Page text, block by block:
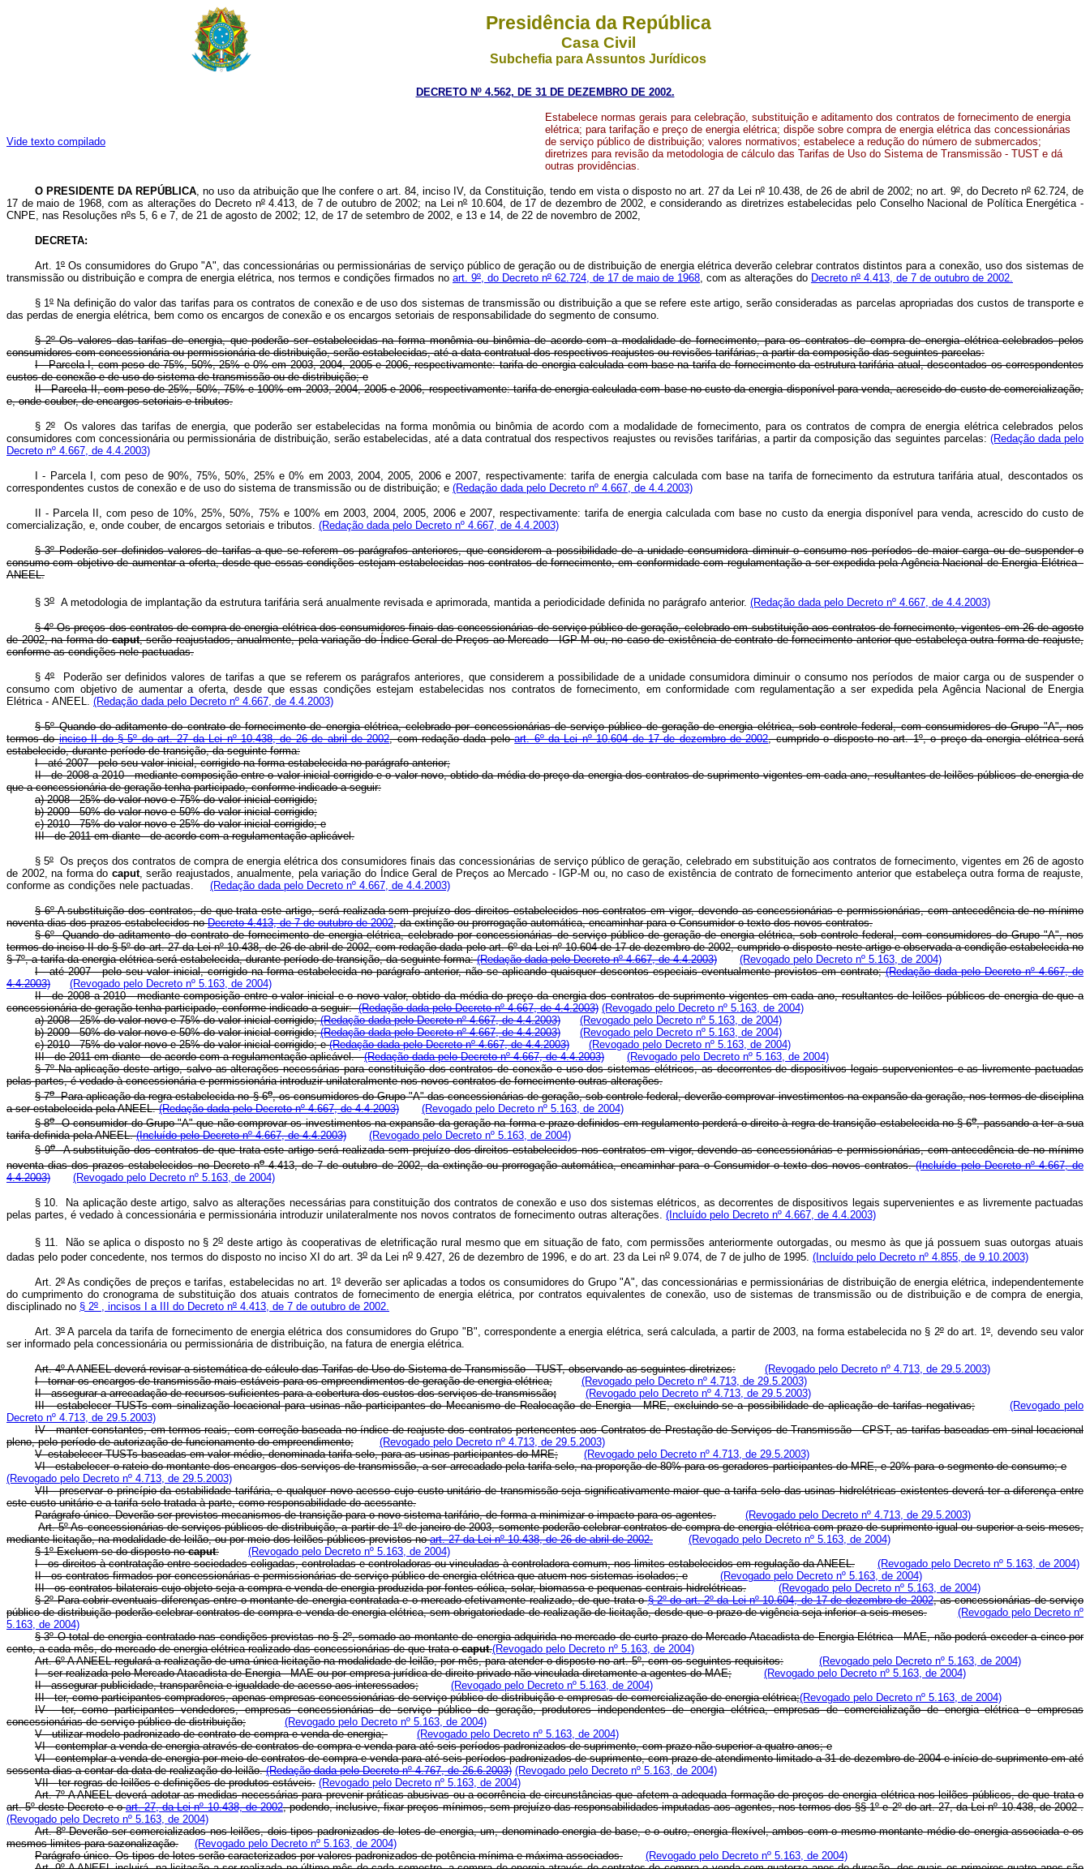
Presidência da República
Casa Civil
Subchefia para Assuntos Jurídicos
DECRETO Nº 4.562, DE 31 DE DEZEMBRO DE 2002.
Vide texto compilado
Estabelece normas gerais para celebração, substituição e aditamento dos contratos de fornecimento de energia
elétrica; para tarifação e preço de energia elétrica; dispõe sobre compra de energia elétrica das concessionárias
de serviço público de distribuição; valores normativos; estabelece a redução do número de submercados;
diretrizes para revisão da metodologia de cálculo das Tarifas de Uso do Sistema de Transmissão - TUST e dá
outras providências.
O PRESIDENTE DA REPÚBLICA, no uso da atribuição que lhe confere o art. 84, inciso IV, da Constituição, tendo em vista o disposto no art. 27 da Lei nº10.438, de 26 de abril de 2002; no art. 9º, do Decreto nº62.724, de
17 de maio de 1968, com as alterações do Decreto nº4.413, de 7 de outubro de 2002; na Lei nº10.604, de 17 de dezembro de 2002, e considerando as diretrizes estabelecidas pelo Conselho Nacional de Política Energética -
CNPE, nas Resoluções nºs 5, 6 e 7, de 21 de agosto de 2002; 12, de 17 de setembro de 2002, e 13 e 14, de 22 de novembro de 2002,
DECRETA:
Art. 1ºOs consumidores do Grupo "A", das concessionárias ou permissionárias de serviço público de geração ou de distribuição de energia elétrica deverão celebrar contratos distintos para a conexão, uso dos sistemas de
transmissão ou distribuição e compra de energia elétrica, nos termos e condições firmados no art. 9º, do Decreto nº 62.724, de 17 de maio de 1968, com as alterações do Decreto nº 4.413, de 7 de outubro de 2002.
§ 1ºNa definição do valor das tarifas para os contratos de conexão e de uso dos sistemas de transmissão ou distribuição a que se refere este artigo, serão consideradas as parcelas apropriadas dos custos de transporte e
das perdas de energia elétrica, bem como os encargos de conexão e os encargos setoriais de responsabilidade do segmento de consumo.
§ 2º Os valores das tarifas de energia, que poderão ser estabelecidas na forma monômia ou binômia de acordo com a modalidade de fornecimento, para os contratos de compra de energia elétrica celebrados pelos
consumidores com concessionária ou permissionária de distribuição, serão estabelecidas, até a data contratual dos respectivos reajustes ou revisões tarifárias, a partir da composição das seguintes parcelas:
I - Parcela I, com peso de 75%, 50%, 25% e 0% em 2003, 2004, 2005 e 2006, respectivamente: tarifa de energia calculada com base na tarifa de fornecimento da estrutura tarifária atual, descontados os correspondentes
custos de conexão e de uso do sistema de transmissão ou de distribuição; e
II - Parcela II, com peso de 25%, 50%, 75% e 100% em 2003, 2004, 2005 e 2006, respectivamente: tarifa de energia calculada com base no custo da energia disponível para venda, acrescido do custo de comercialização,
e, onde couber, de encargos setoriais e tributos.
§ 2ºOs valores das tarifas de energia, que poderão ser estabelecidas na forma monômia ou binômia de acordo com a modalidade de fornecimento, para os contratos de compra de energia elétrica celebrados pelos
consumidores com concessionária ou permissionária de distribuição, serão estabelecidas, até a data contratual dos respectivos reajustes ou revisões tarifárias, a partir da composição das seguintes parcelas: (Redação dada pelo
Decreto nº 4.667, de 4.4.2003)
I - Parcela I, com peso de 90%, 75%, 50%, 25% e 0% em 2003, 2004, 2005, 2006 e 2007, respectivamente: tarifa de energia calculada com base na tarifa de fornecimento da estrutura tarifária atual, descontados os
correspondentes custos de conexão e de uso do sistema de transmissão ou de distribuição; e (Redação dada pelo Decreto nº 4.667, de 4.4.2003)
II - Parcela II, com peso de 10%, 25%, 50%, 75% e 100% em 2003, 2004, 2005, 2006 e 2007, respectivamente: tarifa de energia calculada com base no custo da energia disponível para venda, acrescido do custo de
comercialização, e, onde couber, de encargos setoriais e tributos. (Redação dada pelo Decreto nº 4.667, de 4.4.2003)
§ 3º Poderão ser definidos valores de tarifas a que se referem os parágrafos anteriores, que considerem a possibilidade de a unidade consumidora diminuir o consumo nos períodos de maior carga ou de suspender o
consumo com objetivo de aumentar a oferta, desde que essas condições estejam estabelecidas nos contratos de fornecimento, em conformidade com regulamentação a ser expedida pela Agência Nacional de Energia Elétrica -
ANEEL.
§ 3o A metodologia de implantação da estrutura tarifária será anualmente revisada e aprimorada, mantida a periodicidade definida no parágrafo anterior. (Redação dada pelo Decreto nº 4.667, de 4.4.2003)
§ 4º Os preços dos contratos de compra de energia elétrica dos consumidores finais das concessionárias de serviço público de geração, celebrado em substituição aos contratos de fornecimento, vigentes em 26 de agosto
de 2002, na forma docaput, serão reajustados, anualmente, pela variação do Índice Geral de Preços ao Mercado - IGP-M ou, no caso de existência de contrato de fornecimento anterior que estabeleça outra forma de reajuste,
conforme as condições nele pactuadas.
§ 4ºPoderão ser definidos valores de tarifas a que se referem os parágrafos anteriores, que considerem a possibilidade de a unidade consumidora diminuir o consumo nos períodos de maior carga ou de suspender o
consumo com objetivo de aumentar a oferta, desde que essas condições estejam estabelecidas nos contratos de fornecimento, em conformidade com regulamentação a ser expedida pela Agência Nacional de Energia
Elétrica - ANEEL. (Redação dada pelo Decreto nº 4.667, de 4.4.2003)
§ 5º Quando do aditamento do contrato de fornecimento de energia elétrica, celebrado por concessionárias de serviço público de geração de energia elétrica, sob controle federal, com consumidores do Grupo "A", nos
termos doinciso II do § 5º do art. 27 da Lei nº 10.438, de 26 de abril de 2002, com redação dada peloart. 6º da Lei nº 10.604 de 17 de dezembro de 2002, cumprido o disposto no art. 1º, o preço da energia elétrica será
estabelecido, durante período de transição, da seguinte forma:
I - até 2007 - pelo seu valor inicial, corrigido na forma estabelecida no parágrafo anterior;
II - de 2008 a 2010 - mediante composição entre o valor inicial corrigido e o valor novo, obtido da média do preço da energia dos contratos de suprimento vigentes em cada ano, resultantes de leilões públicos de energia de
que a concessionária de geração tenha participado, conforme indicado a seguir:
a) 2008 - 25% do valor novo e 75% do valor inicial corrigido;
b) 2009 - 50% do valor novo e 50% do valor inicial corrigido;
c) 2010 - 75% do valor novo e 25% do valor inicial corrigido; e
III - de 2011 em diante - de acordo com a regulamentação aplicável.
§ 5º Os preços dos contratos de compra de energia elétrica dos consumidores finais das concessionárias de serviço público de geração, celebrado em substituição aos contratos de fornecimento, vigentes em 26 de agosto
de 2002, na forma do caput, serão reajustados, anualmente, pela variação do Índice Geral de Preços ao Mercado - IGP-M ou, no caso de existência de contrato de fornecimento anterior que estabeleça outra forma de reajuste,
conforme as condições nele pactuadas. (Redação dada pelo Decreto nº 4.667, de 4.4.2003)
§ 6º A substituição dos contratos, de que trata este artigo, será realizada sem prejuízo dos direitos estabelecidos nos contratos em vigor, devendo as concessionárias e permissionárias, com antecedência de no mínimo
noventa dias dos prazos estabelecidos noDecreto 4.413, de 7 de outubro de 2002, da extinção ou prorrogação automática, encaminhar para o Consumidor o texto dos novos contratos.
§ 6º Quando do aditamento do contrato de fornecimento de energia elétrica, celebrado por concessionárias de serviço público de geração de energia elétrica, sob controle federal, com consumidores do Grupo "A", nos
termos do inciso II do § 5º do art. 27 da Lei nº 10.438, de 26 de abril de 2002, com redação dada pelo art. 6º da Lei nº 10.604 de 17 de dezembro de 2002, cumprido o disposto neste artigo e observada a condição estabelecida no
§ 7º, a tarifa da energia elétrica será estabelecida, durante período de transição, da seguinte forma:(Redação dada pelo Decreto nº 4.667, de 4.4.2003)
(Revogado pelo Decreto nº 5.163, de 2004)
I - até 2007 - pelo seu valor inicial, corrigido na forma estabelecida no parágrafo anterior, não se aplicando quaisquer descontos especiais eventualmente previstos em contrato;(Redação dada pelo Decreto nº 4.667, de
4.4.2003)
(Revogado pelo Decreto nº 5.163, de 2004)
II - de 2008 a 2010 - mediante composição entre o valor inicial e o novo valor, obtido da média do preço da energia dos contratos de suprimento vigentes em cada ano, resultantes de leilões públicos de energia de que a
concessionária de geração tenha participado, conforme indicado a seguir:(Redação dada pelo Decreto nº 4.667, de 4.4.2003) (Revogado pelo Decreto nº 5.163, de 2004)
a) 2008 - 25% do valor novo e 75% do valor inicial corrigido;(Redação dada pelo Decreto nº 4.667, de 4.4.2003)
(Revogado pelo Decreto nº 5.163, de 2004)
b) 2009 - 50% do valor novo e 50% do valor inicial corrigido;(Redação dada pelo Decreto nº 4.667, de 4.4.2003)
(Revogado pelo Decreto nº 5.163, de 2004)
c) 2010 - 75% do valor novo e 25% do valor inicial corrigido; e(Redação dada pelo Decreto nº 4.667, de 4.4.2003)
(Revogado pelo Decreto nº 5.163, de 2004)
III - de 2011 em diante - de acordo com a regulamentação aplicável.(Redação dada pelo Decreto nº 4.667, de 4.4.2003)
(Revogado pelo Decreto nº 5.163, de 2004)
§ 7º Na aplicação deste artigo, salvo as alterações necessárias para constituição dos contratos de conexão e uso dos sistemas elétricos, as decorrentes de dispositivos legais supervenientes e as livremente pactuadas
pelas partes, é vedado à concessionária e permissionária introduzir unilateralmente nos novos contratos de fornecimento outras alterações.
§ 7oPara aplicação da regra estabelecida no § 6o, os consumidores do Grupo "A" das concessionárias de geração, sob controle federal, deverão comprovar investimentos na expansão da geração, nos termos de disciplina
a ser estabelecida pela ANEEL.(Redação dada pelo Decreto nº 4.667, de 4.4.2003)
(Revogado pelo Decreto nº 5.163, de 2004)
§ 8oO consumidor do Grupo "A" que não comprovar os investimentos na expansão da geração na forma e prazo definidos em regulamento perderá o direito à regra de transição estabelecida no § 6o, passando a ter a sua
tarifa definida pela ANEEL.(Incluído pelo Decreto nº 4.667, de 4.4.2003)
(Revogado pelo Decreto nº 5.163, de 2004)
§ 9oA substituição dos contratos de que trata este artigo será realizada sem prejuízo dos direitos estabelecidos nos contratos em vigor, devendo as concessionárias e permissionárias, com antecedência de no mínimo
noventa dias dos prazos estabelecidos no Decreto no4.413, de 7 de outubro de 2002, da extinção ou prorrogação automática, encaminhar para o Consumidor o texto dos novos contratos.(Incluído pelo Decreto nº 4.667, de
4.4.2003)
(Revogado pelo Decreto nº 5.163, de 2004)
§ 10. Na aplicação deste artigo, salvo as alterações necessárias para constituição dos contratos de conexão e uso dos sistemas elétricos, as decorrentes de dispositivos legais supervenientes e as livremente pactuadas
pelas partes, é vedado à concessionária e permissionária introduzir unilateralmente nos novos contratos de fornecimento outras alterações. (Incluído pelo Decreto nº 4.667, de 4.4.2003)
§ 11. Não se aplica o disposto no § 2odeste artigo às cooperativas de eletrificação rural mesmo que em situação de fato, com permissões anteriormente outorgadas, ou mesmo às que já possuem suas outorgas atuais
dadas pelo poder concedente, nos termos do disposto no inciso XI do art. 3o da Lei no 9.427, 26 de dezembro de 1996, e do art. 23 da Lei no 9.074, de 7 de julho de 1995. (Incluído pelo Decreto nº 4.855, de 9.10.2003)
Art. 2ºAs condições de preços e tarifas, estabelecidas no art. 1ºdeverão ser aplicadas a todos os consumidores do Grupo "A", das concessionárias e permissionárias de distribuição de energia elétrica, independentemente
do cumprimento do cronograma de substituição dos atuais contratos de fornecimento de energia elétrica, por contratos equivalentes de conexão, uso de sistemas de transmissão ou de distribuição e de compra de energia,
disciplinado no § 2º , incisos I a III do Decreto nº 4.413, de 7 de outubro de 2002.
Art. 3ºA parcela da tarifa de fornecimento de energia elétrica dos consumidores do Grupo "B", correspondente a energia elétrica, será calculada, a partir de 2003, na forma estabelecida no § 2ºdo art. 1º, devendo seu valor
ser informado pela concessionária ou permissionária de distribuição, na fatura de energia elétrica.
Art. 4º A ANEEL deverá revisar a sistemática de cálculo das Tarifas de Uso do Sistema de Transmissão - TUST, observando as seguintes diretrizes:
(Revogado pelo Decreto nº 4.713, de 29.5.2003)
I - tornar os encargos de transmissão mais estáveis para os empreendimentos de geração de energia elétrica;
(Revogado pelo Decreto nº 4.713, de 29.5.2003)
II - assegurar a arrecadação de recursos suficientes para a cobertura dos custos dos serviços de transmissão;
(Revogado pelo Decreto nº 4.713, de 29.5.2003)
III - estabelecer TUSTs com sinalização locacional para usinas não participantes do Mecanismo de Realocação de Energia - MRE, excluindo-se a possibilidade de aplicação de tarifas negativas;
(Revogado pelo
Decreto nº 4.713, de 29.5.2003)
IV - manter constantes, em termos reais, com correção baseada no índice de reajuste dos contratos pertencentes aos Contratos de Prestação de Serviços de Transmissão - CPST, as tarifas baseadas em sinal locacional
pleno, pelo período de autorização de funcionamento do empreendimento;
(Revogado pelo Decreto nº 4.713, de 29.5.2003)
V- estabelecer TUSTs baseadas em valor médio, denominada tarifa selo, para as usinas participantes do MRE;
(Revogado pelo Decreto nº 4.713, de 29.5.2003)
VI - estabelecer o rateio do montante dos encargos dos serviços de transmissão, a ser arrecadado pela tarifa selo, na proporção de 80% para os geradores participantes do MRE, e 20% para o segmento de consumo; e
(Revogado pelo Decreto nº 4.713, de 29.5.2003)
VII - preservar o princípio da estabilidade tarifária, e qualquer novo acesso cujo custo unitário de transmissão seja significativamente maior que a tarifa selo das usinas hidrelétricas existentes deverá ter a diferença entre
este custo unitário e a tarifa selo tratada à parte, como responsabilidade do acessante.
Parágrafo único. Deverão ser previstos mecanismos de transição para o novo sistema tarifário, de forma a minimizar o impacto para os agentes.
(Revogado pelo Decreto nº 4.713, de 29.5.2003)
Art. 5º As concessionárias de serviços públicos de distribuição, a partir de 1º de janeiro de 2003, somente poderão celebrar contratos de compra de energia elétrica com prazo de suprimento igual ou superior a seis meses,
mediante licitação, na modalidade de leilão, ou por meio dos leilões públicos previstos noart. 27 da Lei nº 10.438, de 26 de abril de 2002.
(Revogado pelo Decreto nº 5.163, de 2004)
§ 1º Excluem-se do disposto nocaput:
(Revogado pelo Decreto nº 5.163, de 2004)
I - os direitos à contratação entre sociedades coligadas, controladas e controladoras ou vinculadas à controladora comum, nos limites estabelecidos em regulação da ANEEL.
(Revogado pelo Decreto nº 5.163, de 2004)
II - os contratos firmados por concessionárias e permissionárias de serviço público de energia elétrica que atuem nos sistemas isolados; e
(Revogado pelo Decreto nº 5.163, de 2004)
III - os contratos bilaterais cujo objeto seja a compra e venda de energia produzida por fontes eólica, solar, biomassa e pequenas centrais hidrelétricas.
(Revogado pelo Decreto nº 5.163, de 2004)
§ 2º Para cobrir eventuais diferenças entre o montante de energia contratada e o mercado efetivamente realizado, de que trata o§ 2º do art. 2º da Lei nº 10.604, de 17 de dezembro de 2002, as concessionárias de serviço
público de distribuição poderão celebrar contratos de compra e venda de energia elétrica, sem obrigatoriedade de realização de licitação, desde que o prazo de vigência seja inferior a seis meses.
(Revogado pelo Decreto nº
5.163, de 2004)
§ 3º O total de energia contratado nas condições previstas no § 2º, somado ao montante de energia adquirida no mercado de curto prazo do Mercado Atacadista de Energia Elétrica - MAE, não poderá exceder a cinco por
cento, a cada mês, do mercado de energia elétrica realizado das concessionárias de que trata ocaput.(Revogado pelo Decreto nº 5.163, de 2004)
Art. 6º A ANEEL regulará a realização de uma única licitação na modalidade de leilão, por mês, para atender o disposto no art. 5º, com os seguintes requisitos:
(Revogado pelo Decreto nº 5.163, de 2004)
I - ser realizada pelo Mercado Atacadista de Energia - MAE ou por empresa jurídica de direito privado não vinculada diretamente a agentes do MAE;
(Revogado pelo Decreto nº 5.163, de 2004)
II - assegurar publicidade, transparência e igualdade de acesso aos interessados;
(Revogado pelo Decreto nº 5.163, de 2004)
III - ter, como participantes compradores, apenas empresas concessionárias de serviço público de distribuição e empresas de comercialização de energia elétrica;(Revogado pelo Decreto nº 5.163, de 2004)
IV - ter, como participantes vendedores, empresas concessionárias de serviço público de geração, produtores independentes de energia elétrica, empresas de comercialização de energia elétrica e empresas
concessionárias de serviço público de distribuição;
(Revogado pelo Decreto nº 5.163, de 2004)
V - utilizar modelo padronizado de contrato de compra e venda de energia;
(Revogado pelo Decreto nº 5.163, de 2004)
VI - contemplar a venda de energia através de contratos de compra e venda para até seis períodos padronizados de suprimento, com prazo não superior a quatro anos; e
VI - contemplar a venda de energia por meio de contratos de compra e venda para até seis períodos padronizados de suprimento, com prazo de atendimento limitado a 31 de dezembro de 2004 e início de suprimento em até
sessenta dias a contar da data de realização do leilão.(Redação dada pelo Decreto nº 4.767, de 26.6.2003) (Revogado pelo Decreto nº 5.163, de 2004)
VII - ter regras de leilões e definições de produtos estáveis. (Revogado pelo Decreto nº 5.163, de 2004)
Art. 7º A ANEEL deverá adotar as medidas necessárias para prevenir práticas abusivas ou a ocorrência de circunstâncias que afetem a adequada formação de preços de energia elétrica nos leilões públicos, de que trata o
art. 5º deste Decreto e oart. 27, da Lei nº 10.438, de 2002, podendo, inclusive, fixar preços mínimos, sem prejuízo das responsabilidades imputadas aos agentes, nos termos dos §§ 1º e 2º do art. 27, da Lei nº 10.438, de 2002 .
(Revogado pelo Decreto nº 5.163, de 2004)
Art. 8º Deverão ser comercializados nos leilões, dois tipos padronizados de lotes de energia, um, denominado energia de base, e o outro, energia flexível, ambos com o mesmo montante médio de energia associada e os
mesmos limites para sazonalização.
(Revogado pelo Decreto nº 5.163, de 2004)
Parágrafo único. Os tipos de lotes serão caracterizados por valores padronizados de potência mínima e máxima associados.
(Revogado pelo Decreto nº 5.163, de 2004)